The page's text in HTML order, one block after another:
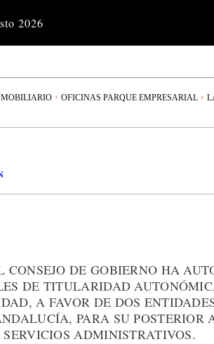
2026
OFICINAS PARQUE EMPRESARIAL
CONSEJO DE GOBIERNO HA
DE TITULARIDAD
A FAVOR DE DOS
PARA SU POSTERIOR
ADMINISTRATIVOS.